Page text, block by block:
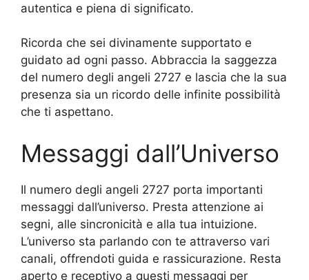
autentica e piena di significato.
Ricorda che sei divinamente supportato e
guidato ad ogni passo. Abbraccia la saggezza
del numero degli angeli 2727 e lascia che la sua
presenza sia un ricordo delle infinite possibilità
che ti aspettano.
Messaggi dall’Universo
Il numero degli angeli 2727 porta importanti
messaggi dall’universo. Presta attenzione ai
segni, alle sincronicità e alla tua intuizione.
L’universo sta parlando con te attraverso vari
canali, offrendoti guida e rassicurazione. Resta
aperto e receptivo a questi messaggi per